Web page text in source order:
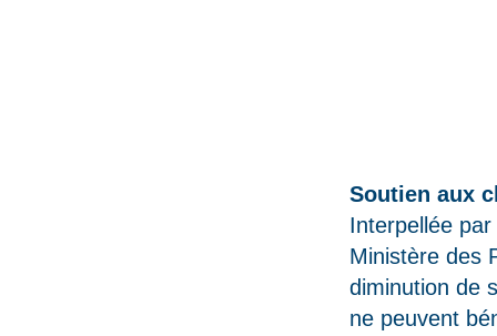
Soutien aux
Interpellée
Ministère des
diminution de
ne peuvent